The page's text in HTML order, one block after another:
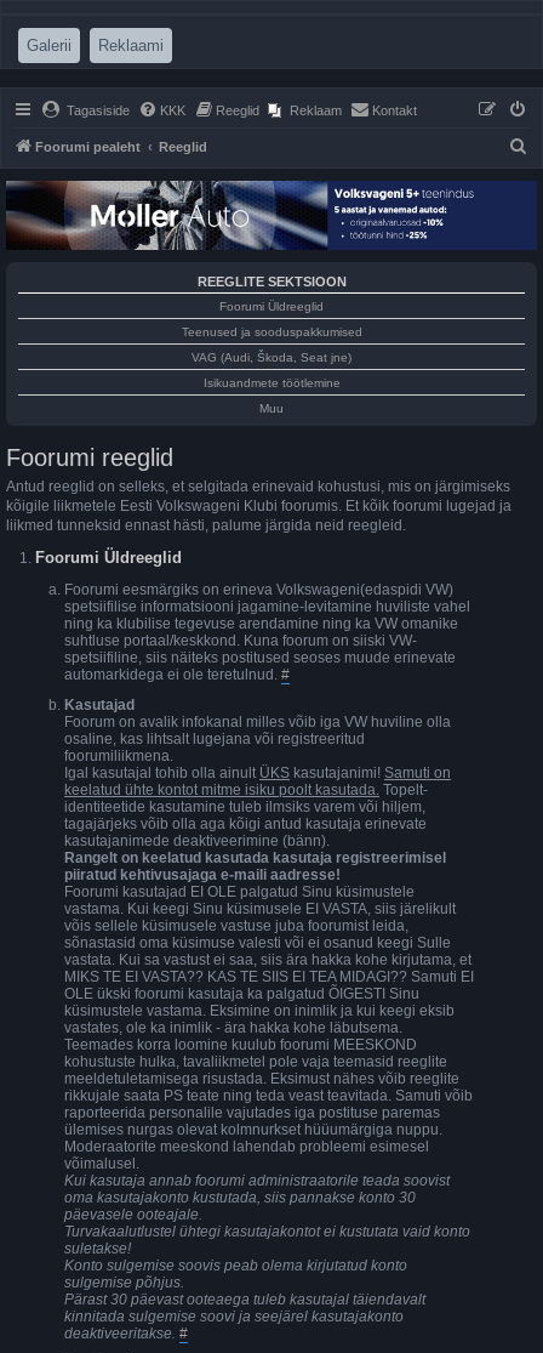
Galerii (Opens a new tab)
Reklaami
Tagasiside KKK Reeglid Reklaam Kontakt
Foorumi pealeht Reeglid
REEGLITE SEKTSIOON
Foorumi Üldreeglid
Teenused ja sooduspakkumised
VAG (Audi, Škoda, Seat jne)
Isikuandmete töötlemine
Muu
Foorumi reeglid
Antud reeglid on selleks, et selgitada erinevaid kohustusi, mis on järgimiseks
kõigile liikmetele Eesti Volkswageni Klubi foorumis. Et kõik foorumi lugejad ja
liikmed tunneksid ennast hästi, palume järgida neid reegleid.
Foorumi Üldreeglid
Foorumi eesmärgiks on erineva Volkswageni(edaspidi VW)
spetsiifilise informatsiooni jagamine-levitamine huviliste vahel
ning ka klubilise tegevuse arendamine ning ka VW omanike
suhtluse portaal/keskkond. Kuna foorum on siiski VW-
spetsiifiline, siis näiteks postitused seoses muude erinevate
automarkidega ei ole teretulnud. #
Kasutajad
Foorum on avalik infokanal milles võib iga VW huviline olla
osaline, kas lihtsalt lugejana või registreeritud
foorumiliikmena.
Igal kasutajal tohib olla ainult ÜKS kasutajanimi! Samuti on
keelatud ühte kontot mitme isiku poolt kasutada. Topelt-
identiteetide kasutamine tuleb ilmsiks varem või hiljem,
tagajärjeks võib olla aga kõigi antud kasutaja erinevate
kasutajanimede deaktiveerimine (bänn).
Rangelt on keelatud kasutada kasutaja registreerimisel
piiratud kehtivusajaga e-maili aadresse!
Foorumi kasutajad EI OLE palgatud Sinu küsimustele
vastama. Kui keegi Sinu küsimusele EI VASTA, siis järelikult
võis sellele küsimusele vastuse juba foorumist leida,
sõnastasid oma küsimuse valesti või ei osanud keegi Sulle
vastata. Kui sa vastust ei saa, siis ära hakka kohe kirjutama, et
MIKS TE EI VASTA?? KAS TE SIIS EI TEA MIDAGI?? Samuti EI
OLE ükski foorumi kasutaja ka palgatud ÕIGESTI Sinu
küsimustele vastama. Eksimine on inimlik ja kui keegi eksib
vastates, ole ka inimlik - ära hakka kohe läbutsema.
Teemades korra loomine kuulub foorumi MEESKOND
kohustuste hulka, tavaliikmetel pole vaja teemasid reeglite
meeldetuletamisega risustada. Eksimust nähes võib reeglite
rikkujale saata PS teate ning teda veast teavitada. Samuti võib
raporteerida personalile vajutades iga postituse paremas
ülemises nurgas olevat kolmnurkset hüüumärgiga nuppu.
Moderaatorite meeskond lahendab probleemi esimesel
võimalusel.
Kui kasutaja annab foorumi administraatorile teada soovist
oma kasutajakonto kustutada, siis pannakse konto 30
päevasele ooteajale.
Turvakaalutlustel ühtegi kasutajakontot ei kustutata vaid konto
suletakse!
Konto sulgemise soovis peab olema kirjutatud konto
sulgemise põhjus.
Pärast 30 päevast ooteaega tuleb kasutajal täiendavalt
kinnitada sulgemise soovi ja seejärel kasutajakonto
deaktiveeritakse. #